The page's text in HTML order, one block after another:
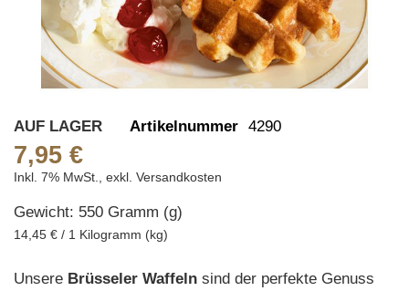
Skip
to
the
of
the
gallery
AUF LAGER Artikelnummer 4290
7,95 €
Inkl. 7% MwSt., exkl. Versandkosten
Gewicht: 550 Gramm (g)
14,45 € / 1 Kilogramm (kg)
Unsere Brüsseler Waffeln sind der perfekte Genuss